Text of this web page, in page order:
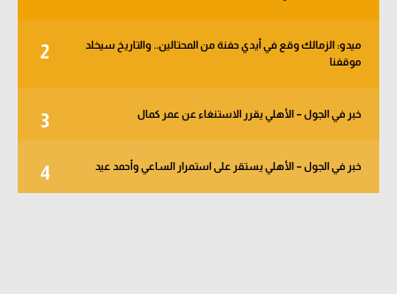
2
ميدو: الزمالك وقع في أيدي حفنة من المحتالين.. والتاريخ سيخلد
موقفنا
3 خبر في الجول – الأهلي يقرر الاستنغاء عن عمر كمال
4 خبر في الجول – الأهلي يستقر على استمرار الساعي وأحمد عيد